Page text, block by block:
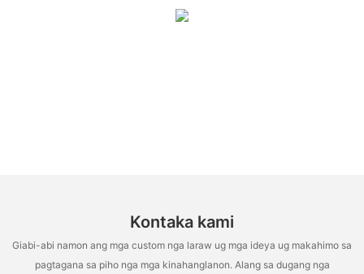
Kontaka kami
Giabi-abi namon ang mga custom nga laraw ug mga ideya ug makahimo sa
pagtagana sa piho nga mga kinahanglanon. Alang sa dugang nga